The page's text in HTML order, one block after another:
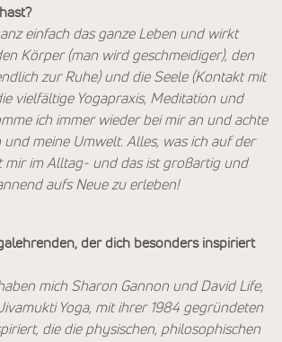
einfach das ganze Leben und wirkt
Körper (man wird geschmeidiger), den
zur Ruhe) und die Seele (Kontakt mit
vielfältige Yogapraxis, Meditation und
ich immer wieder bei mir an und achte
meine Umwelt. Alles, was ich auf der
mir im Alltag- und das ist großartig und
aufs Neue zu erleben!
der dich besonders inspiriert
mich Sharon Gannon und David Life,
Yoga, mit ihrer 1984 gegründeten
die die physischen, philosophischen